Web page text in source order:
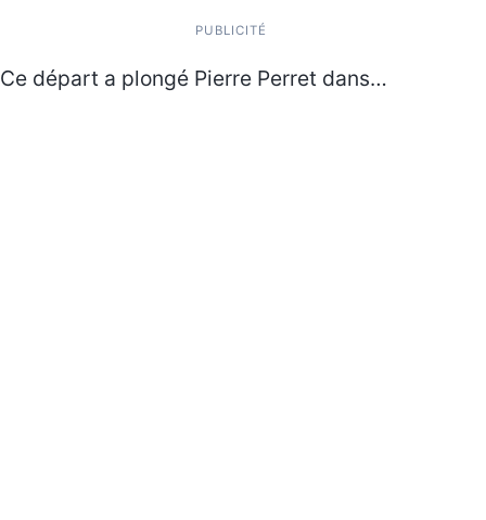
PUBLICITÉ
Ce départ a plongé Pierre Perret dans…